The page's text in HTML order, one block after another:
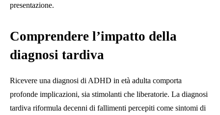
presentazione.
Comprendere l’impatto della
diagnosi tardiva
Ricevere una diagnosi di ADHD in età adulta comporta
profonde implicazioni, sia stimolanti che liberatorie. La diagnosi
tardiva riformula decenni di fallimenti percepiti come sintomi di